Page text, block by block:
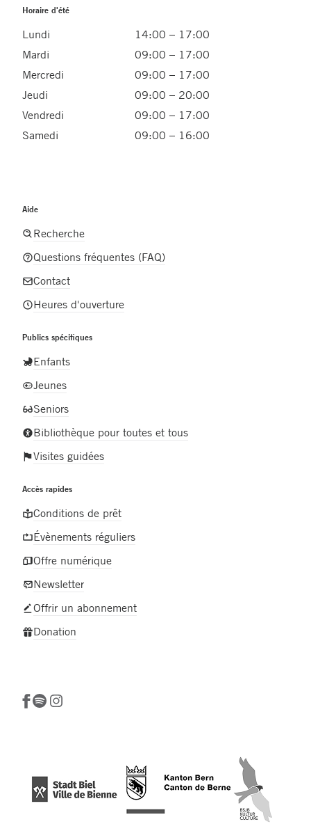
Horaire d'été
Lundi
14:00 – 17:00
Mardi
09:00 – 17:00
Mercredi
09:00 – 17:00
Jeudi
09:00 – 20:00
Vendredi
09:00 – 17:00
Samedi
09:00 – 16:00
Aide
Recherche
Questions fréquentes (FAQ)
Contact
Heures d'ouverture
Publics spécifiques
Enfants
Jeunes
Seniors
Bibliothèque pour toutes et tous
Visites guidées
Accès rapides
Conditions de prêt
Évènements réguliers
Offre numérique
Newsletter
Offrir un abonnement
Donation